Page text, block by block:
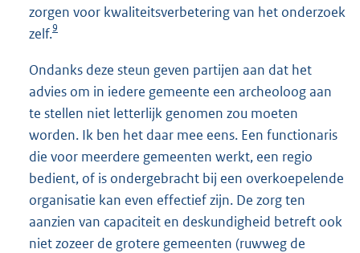
zorgen voor kwaliteitsverbetering van het onderzoek
zelf.9
Ondanks deze steun geven partijen aan dat het
advies om in iedere gemeente een archeoloog aan
te stellen niet letterlijk genomen zou moeten
worden. Ik ben het daar mee eens. Een functionaris
die voor meerdere gemeenten werkt, een regio
bedient, of is ondergebracht bij een overkoepelende
organisatie kan even effectief zijn. De zorg ten
aanzien van capaciteit en deskundigheid betreft ook
niet zozeer de grotere gemeenten (ruwweg de